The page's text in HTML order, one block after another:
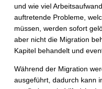
und wie viel
auftretende Probleme,
müssen, werden sofort
aber nicht die Migration
Kapitel behandelt und
Während der Migration
ausgeführt, dadurch kann